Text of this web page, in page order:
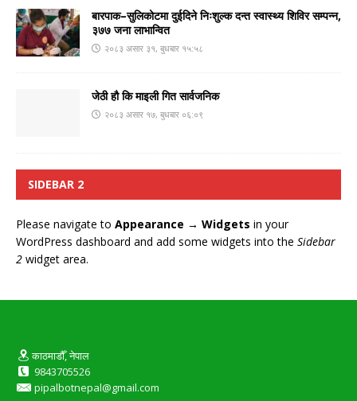
बारपाक–सुलिकोटमा दुईदिने निःशुल्क दन्त स्वास्थ्य शिविर सम्पन्न,
३७७ जना लाभान्वित
२०८३ असार ३१, बुधबार १५:५८
जेठी हौ कि माइली गित सार्वजनिक
२०८३ असार १७, बुधबार ०६:०९
SIDEBAR 2
Please navigate to Appearance → Widgets in your
WordPress dashboard and add some widgets into the Sidebar
2 widget area.
काठमाडौँ, नेपाल
9843705526
pipalbotnepal@gmail.com